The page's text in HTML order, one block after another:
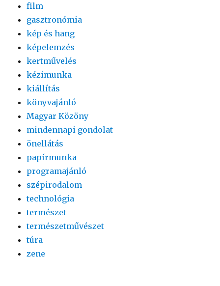
film
gasztronómia
kép és hang
képelemzés
kertművelés
kézimunka
kiállítás
könyvajánló
Magyar Közöny
mindennapi gondolat
önellátás
papírmunka
programajánló
szépirodalom
technológia
természet
természetművészet
túra
zene